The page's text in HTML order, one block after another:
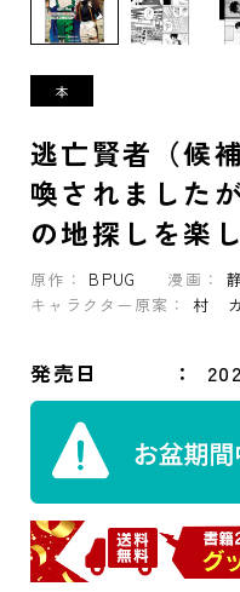
逃亡賢者（候
喚されました
の地探しを楽
原作： BPUG 漫画：
キャラクター原案：
村
発売日